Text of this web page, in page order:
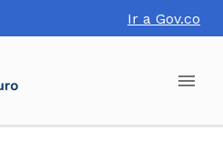
Ir a Gov.co